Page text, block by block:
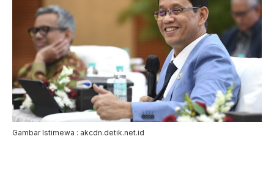
Gambar Istimewa : akcdn.detik.net.id